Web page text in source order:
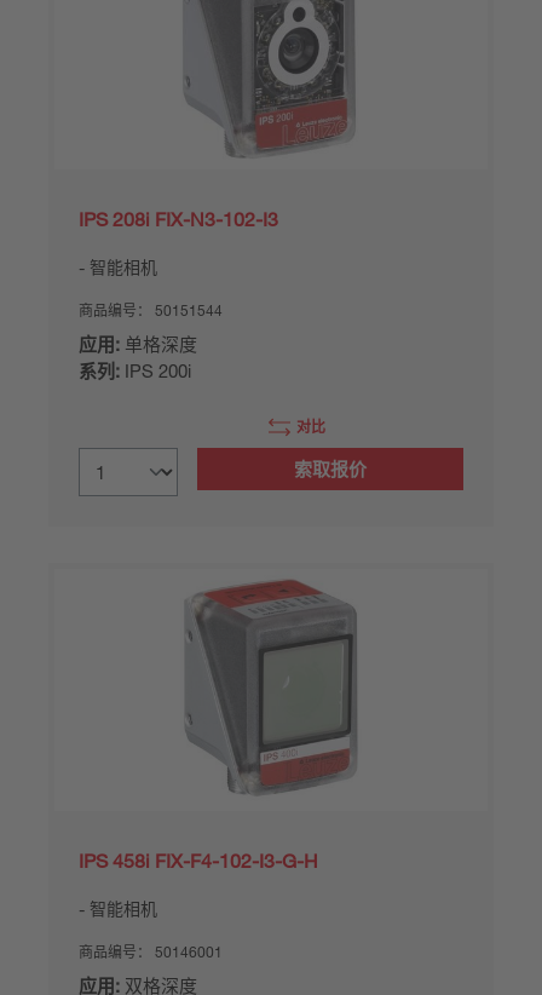
IPS 208i FIX-N3-102-I3
智能相机
商品编号： 50151544
应用: 单格深度
系列: IPS 200i
对比
索取报价
IPS 458i FIX-F4-102-I3-G-H
智能相机
商品编号： 50146001
应用: 双格深度